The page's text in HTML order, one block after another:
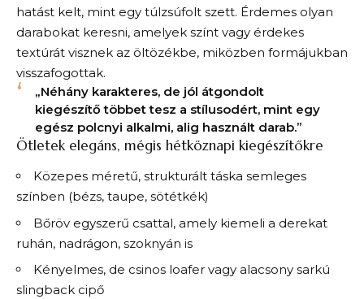
hatást kelt, mint egy túlzsúfolt szett. Érdemes olyan
darabokat keresni, amelyek színt vagy érdekes
textúrát visznek az öltözékbe, miközben formájukban
visszafogottak.
„Néhány karakteres, de jól átgondolt
kiegészítő többet tesz a stílusodért, mint egy
egész polcnyi alkalmi, alig használt darab.”
Ötletek elegáns, mégis hétköznapi kiegészítőkre
Közepes méretű, strukturált táska semleges
színben (bézs, taupe, sötétkék)
Bőröv egyszerű csattal, amely kiemeli a derekat
ruhán, nadrágon, szoknyán is
Kényelmes, de csinos loafer vagy alacsony sarkú
slingback cipő